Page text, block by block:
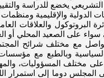
يخضع للدراسة
الدولية والإقليمية
البروتوكول والعلاقات
سواء على الصعيد المحلي أو
مع مختلف شرائح
وبالطبع مع مؤسسات
على مختلف المسؤوليات،
المجلس دوما إلى استمرار